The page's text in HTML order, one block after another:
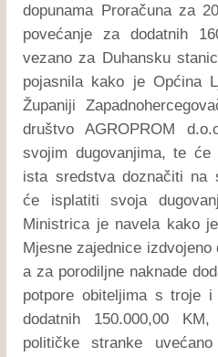
dopunama Proračuna za
povećanje za dodatnih
vezano za Duhansku
pojasnila kako je Općina
Županiji
društvo AGROPROM
svojim dugovanjima, te će
ista sredstva doznačiti na
će isplatiti svoja
Ministrica je navela kako
Mjesne zajednice izdvojeno
a za porodiljne naknade
potpore obiteljima s troje
dodatnih 150.000,00
političke stranke